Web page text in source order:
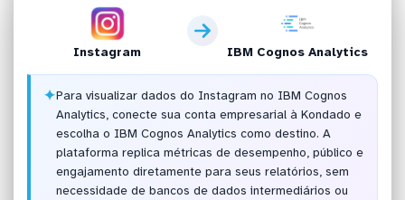
Instagram IBM Cognos Analytics
✦Para visualizar dados do Instagram no IBM Cognos
Analytics, conecte sua conta empresarial à Kondado e
escolha o IBM Cognos Analytics como destino. A
plataforma replica métricas de desempenho, público e
engajamento diretamente para seus relatórios, sem
necessidade de bancos de dados intermediários ou